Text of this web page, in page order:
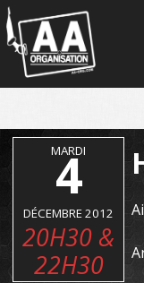
Panneau de gestion des
MARDI
4
DÉCEMBRE 2012
20H30 &
22H30